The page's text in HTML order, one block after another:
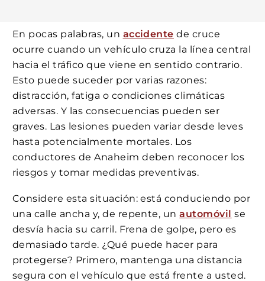
En pocas palabras, un accidente de cruce
ocurre cuando un vehículo cruza la línea central
hacia el tráfico que viene en sentido contrario.
Esto puede suceder por varias razones:
distracción, fatiga o condiciones climáticas
adversas. Y las consecuencias pueden ser
graves. Las lesiones pueden variar desde leves
hasta potencialmente mortales. Los
conductores de Anaheim deben reconocer los
riesgos y tomar medidas preventivas.
Considere esta situación: está conduciendo por
una calle ancha y, de repente, unautomóvil se
desvía hacia su carril. Frena de golpe, pero es
demasiado tarde. ¿Qué puede hacer para
protegerse? Primero, mantenga una distancia
segura con el vehículo que está frente a usted.